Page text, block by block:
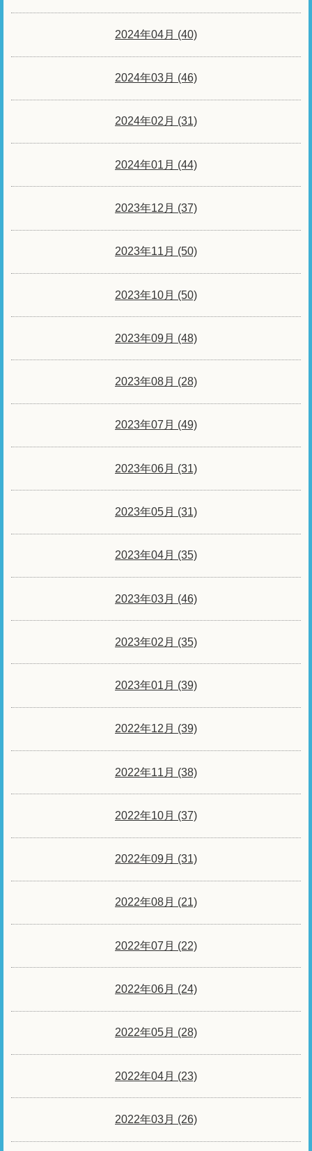
2024年04月 (40)
2024年03月 (46)
2024年02月 (31)
2024年01月 (44)
2023年12月 (37)
2023年11月 (50)
2023年10月 (50)
2023年09月 (48)
2023年08月 (28)
2023年07月 (49)
2023年06月 (31)
2023年05月 (31)
2023年04月 (35)
2023年03月 (46)
2023年02月 (35)
2023年01月 (39)
2022年12月 (39)
2022年11月 (38)
2022年10月 (37)
2022年09月 (31)
2022年08月 (21)
2022年07月 (22)
2022年06月 (24)
2022年05月 (28)
2022年04月 (23)
2022年03月 (26)